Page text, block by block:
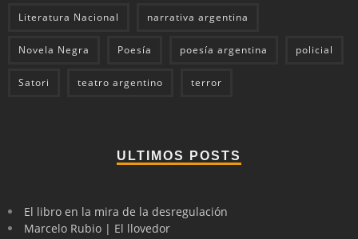
Literatura Nacional narrativa argentina
Novela Negra Poesía poesía argentina policial
Satori teatro argentino terror
ULTIMOS POSTS
El libro en la mira de la desregulación
Marcelo Rubio | El llovedor